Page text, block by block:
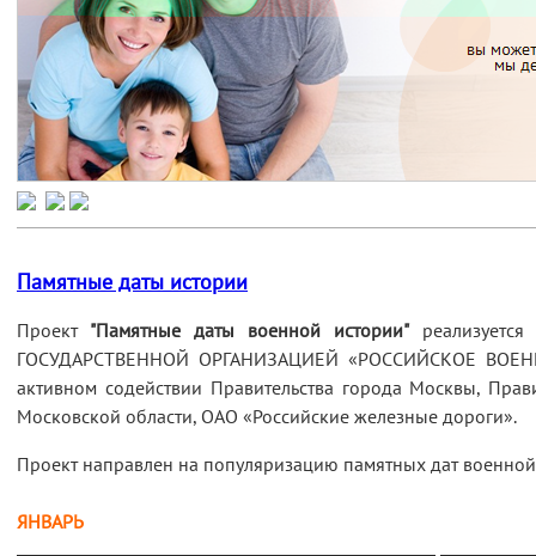
Памятные даты истории
Проект"Памятные даты военной истории"
ГОСУДАРСТВЕННОЙ ОРГАНИЗАЦИЕЙ «РОССИЙСКОЕ
активном содействии Правительства города Москвы,
Московской области, ОАО «Российские железные дороги».
Проект направлен на популяризацию памятных дат
ЯНВАРЬ